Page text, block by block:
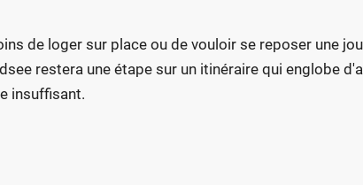
de loger sur place ou de vouloir se reposer une
restera une étape sur un itinéraire qui englobe
insuffisant.